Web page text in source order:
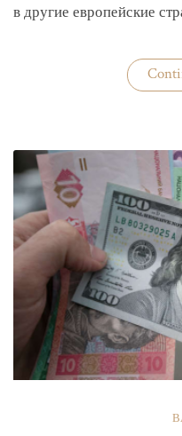
в другие европейские